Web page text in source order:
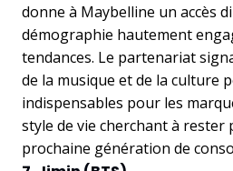
donne à Maybelline un accès
démographie hautement
tendances. Le partenariat
de la musique et de la culture
indispensables pour les
style de vie cherchant à rester
prochaine génération de